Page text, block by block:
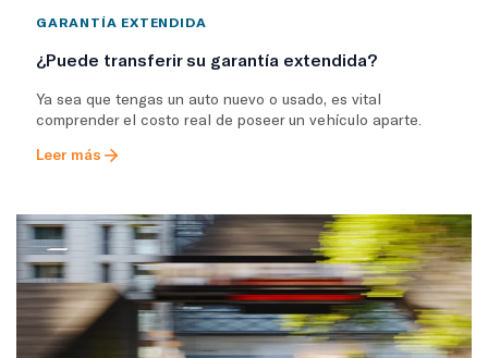
GARANTÍA EXTENDIDA
¿Puede transferir su garantía extendida?
Ya sea que tengas un auto nuevo o usado, es vital
comprender el costo real de poseer un vehículo aparte.
Leer más